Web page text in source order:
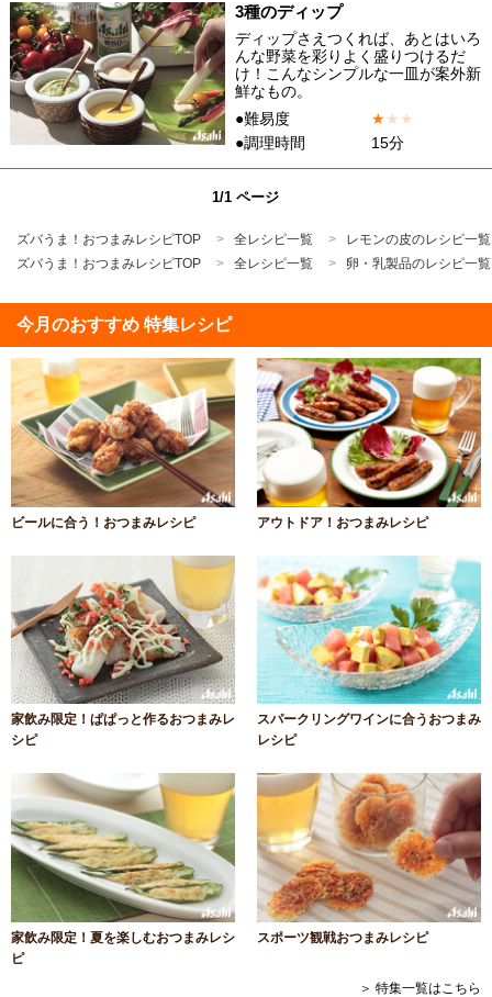
3種のディップ
ディップさえつくれば、あとはいろ
んな野菜を彩りよく盛りつけるだ
け！こんなシンプルな一皿が案外新
鮮なもの。
●難易度
★★ ★
●調理時間
15分
1/1 ページ
ズバうま！おつまみレシピTOP 全レシピ一覧
レモンの皮のレシピ一覧
ズバうま！おつまみレシピTOP
全レシピ一覧 卵・乳製品のレシピ一覧
今月のおすすめ 特集レシピ
ビールに合う！おつまみレシピ アウトドア！おつまみレシピ
家飲み限定！ぱぱっと作るおつまみレ
シピ
スパークリングワインに合うおつまみ
レシピ
家飲み限定！夏を楽しむおつまみレシ
ピ
スポーツ観戦おつまみレシピ
＞ 特集一覧はこちら